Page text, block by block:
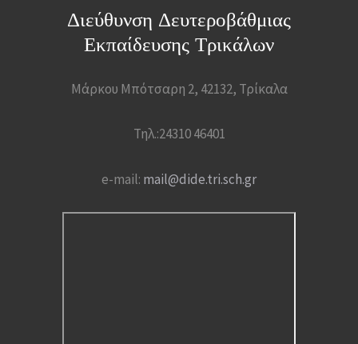
Διεύθυνση Δευτεροβάθμιας
Εκπαίδευσης Τρικάλων
Μάρκου Μπότσαρη 2, 42132, Τρίκαλα
Τηλ.:24310 46401
e-mail: mail@dide.tri.sch.gr